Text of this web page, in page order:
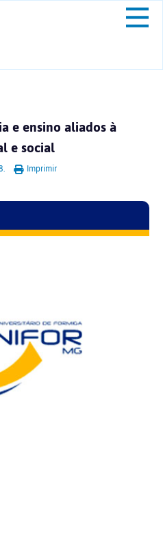
e ensino aliados à
e social
Imprimir